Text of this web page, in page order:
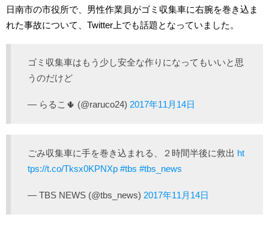
日南市の市役所で、男性作業員がゴミ収集車に右腕を巻き込ま
れた事故について、Twitter上でも話題となっていました。
ゴミ収集車はもう少し安全な作りになってもいいと思
うのだけど
— らるこ🌵 (@raruco24) 2017年11月14日
ごみ収集車に手を巻き込まれる、２時間半後に救出 ht
tps://t.co/Tksx0KPNXp #tbs #tbs_news
— TBS NEWS (@tbs_news) 2017年11月14日